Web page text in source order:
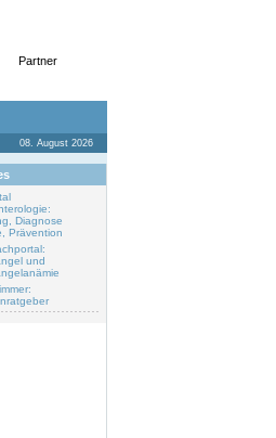
Partner
08. August 2026
Diagnose
Prävention
und